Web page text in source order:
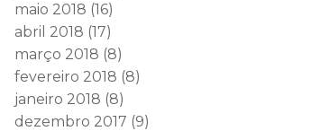
maio 2018 (16)
abril 2018 (17)
março 2018 (8)
fevereiro 2018 (8)
janeiro 2018 (8)
dezembro 2017 (9)